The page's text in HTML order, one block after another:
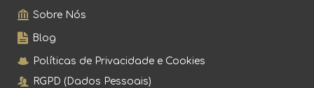
Sobre Nós
Blog
Políticas de Privacidade e Cookies
RGPD (Dados Pessoais)